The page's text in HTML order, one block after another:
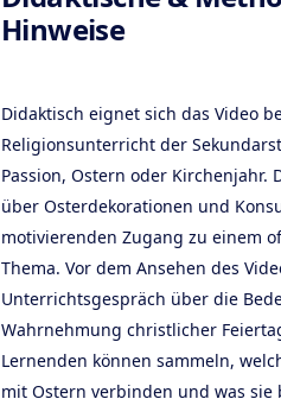
Hinweise
Didaktisch eignet sich das Video
Religionsunterricht der
Passion, Ostern oder
über Osterdekorationen und
motivierenden Zugang zu einem
Thema. Vor dem Ansehen des
Unterrichtsgespräch über die
Wahrnehmung christlicher
Lernenden können sammeln,
mit Ostern verbinden und was